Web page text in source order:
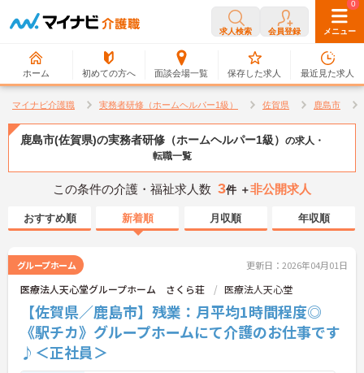
求人検索 会員登録 メニュー
ホーム 初めての方へ 面談会場一覧
0
保存した求人
0
最近見た求人
マイナビ介護職 実務者研修（ホームヘルパー1級） 佐賀県 鹿島市
鹿島市(佐賀県)の実務者研修（ホームヘルパー1級） の求人・
転職一覧
この条件の介護・福祉求人数 3件 ＋非公開求人
おすすめ順 新着順 月収順 年収順
グループホーム 更新日：2026年04月01日
医療法人天心堂グループホーム さくら荘 医療法人天心堂
【佐賀県／鹿島市】残業：月平均1時間程度◎
《駅チカ》グループホームにて介護のお仕事です
♪＜正社員＞